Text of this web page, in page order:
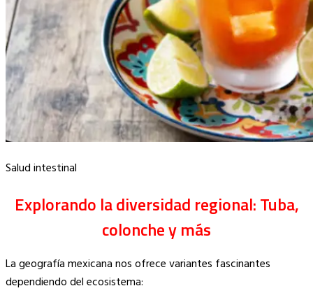
Salud intestinal
Explorando la diversidad regional: Tuba,
colonche y más
La geografía mexicana nos ofrece variantes fascinantes
dependiendo del ecosistema: